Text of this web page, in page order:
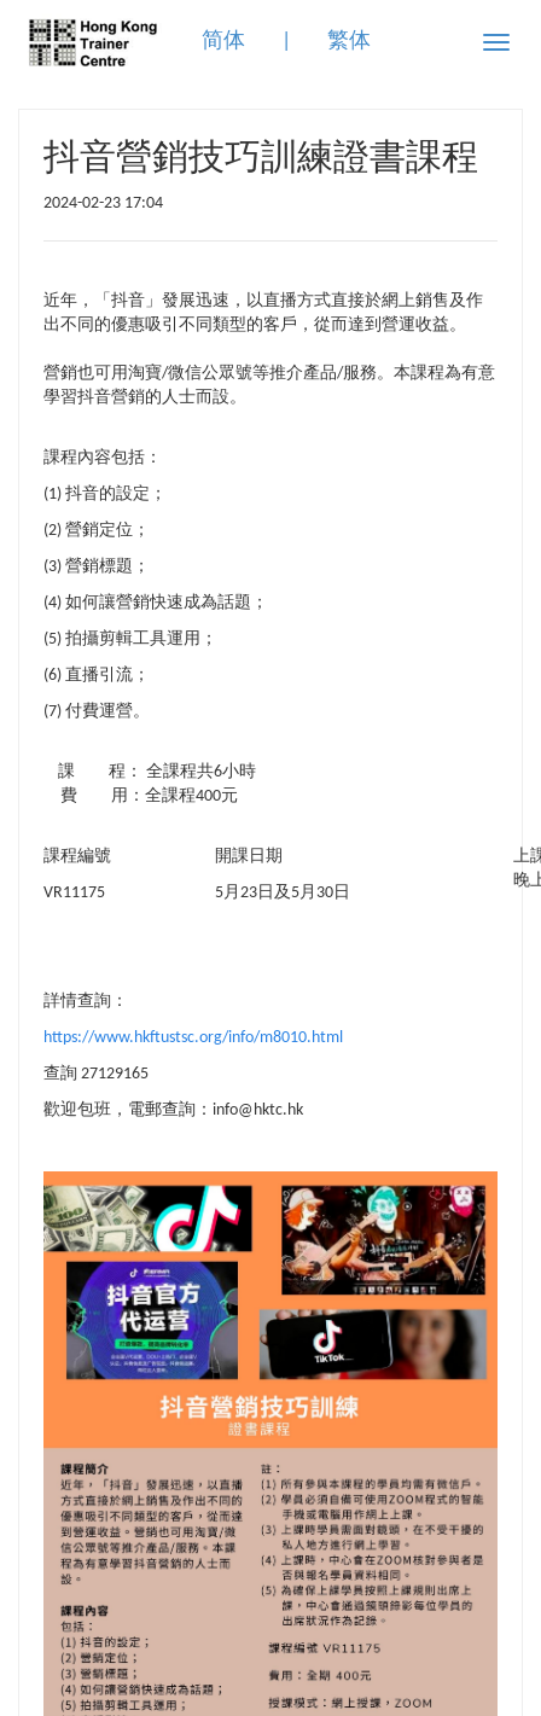
Toggle
简体 繁体
抖音營銷技巧訓練證書課程
2024-02-23 17:04
近年，「抖音」發展迅速，以直播方式直接於網上銷售及作
出不同的優惠吸引不同類型的客戶，從而達到營運收益。
營銷也可用淘寶/微信公眾號等推介產品/服務。本課程為有意
學習抖音營銷的人士而設。
課程內容包括：
(1) 抖音的設定；
(2) 營銷定位；
(3) 營銷標題；
(4) 如何讓營銷快速成為話題；
(5) 拍攝剪輯工具運用；
(6) 直播引流；
(7) 付費運營。
課 程： 全課程共6小時
費 用：全課程400元
課程編號 開課日期
上
VR11175
5月23日及5月30日
晚
詳情查詢：
https://www.hkftustsc.org/info/m8010.html
查詢 27129165
歡迎包班，電郵查詢：info@hktc.hk